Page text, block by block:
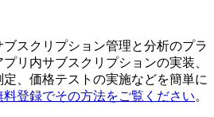
スクリプション管理と分析のプラ
リ内サブスクリプションの実装、
、価格テストの実施などを簡単に
料登録でその方法をご覧ください。